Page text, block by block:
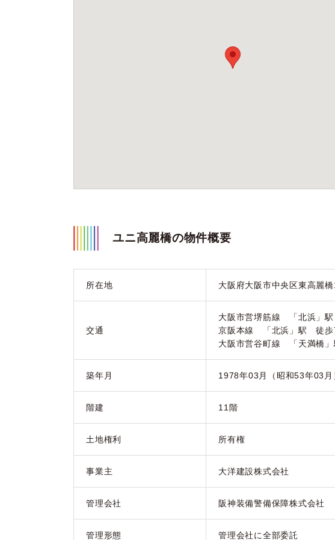
ユニ高麗橋の物件概要
所在地 大阪府大阪市中央区東高麗
交通
大阪市営堺筋線 「北浜」
京阪本線 「北浜」駅 徒歩
大阪市営谷町線 「天満橋
築年月 1978年03月（昭和53年03月
階建 11階
土地権利 所有権
事業主 大洋建設株式会社
管理会社 阪神装備警備保障株式会社
管理形態 管理会社に全部委託